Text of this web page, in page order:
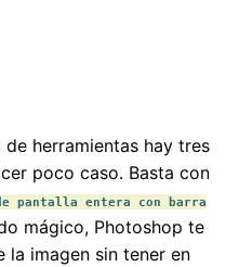
herramientas hay tres
poco caso. Basta con
pantalla entera con barra
mágico, Photoshop te
la imagen sin tener en